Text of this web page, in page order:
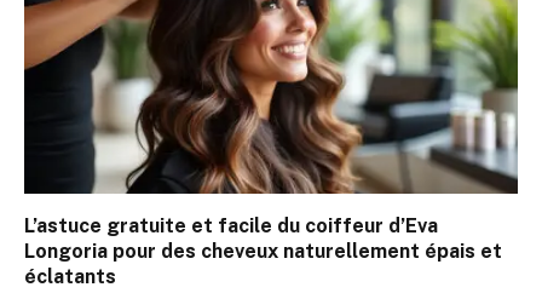
L’astuce gratuite et facile du coiffeur d’Eva
Longoria pour des cheveux naturellement épais et
éclatants